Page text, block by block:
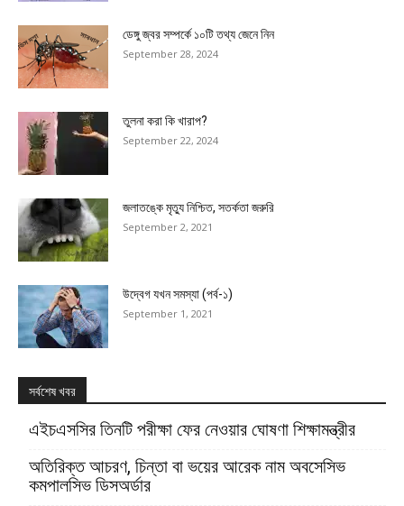
ডেঙ্গু জ্বর সম্পর্কে ১০টি তথ্য জেনে নিন
September 28, 2024
তুলনা করা কি খারাপ?
September 22, 2024
জলাতঙ্কে মৃত্যু নিশ্চিত, সতর্কতা জরুরি
September 2, 2021
উদ্বেগ যখন সমস্যা (পর্ব-১)
September 1, 2021
সর্বশেষ খবর
এইচএসসির তিনটি পরীক্ষা ফের নেওয়ার ঘোষণা শিক্ষামন্ত্রীর
অতিরিক্ত আচরণ, চিন্তা বা ভয়ের আরেক নাম অবসেসিভ
কমপালসিভ ডিসঅর্ডার